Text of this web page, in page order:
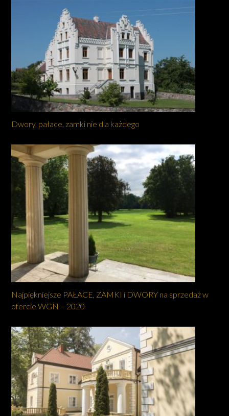
Dwory, pałace, zamki nie dla każdego
Najpiękniejsze PAŁACE, ZAMKI i DWORY na sprzedaż w
ofercie WGN – 2020